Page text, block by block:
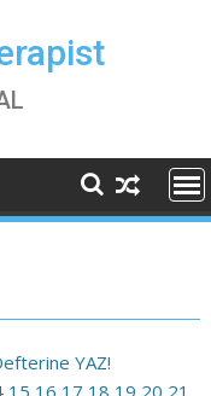
YAZ!
15 16 17 18 19 20 21